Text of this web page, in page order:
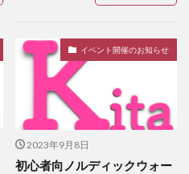
イベント開催のお知らせ
2023年9月8日
初心者向ノルディックウォー